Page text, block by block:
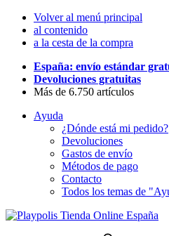
Volver al menú principal
al contenido
a la cesta de la compra
España: envío estándar
Devoluciones gratuitas
Más de 6.750 artículos
Ayuda
¿Dónde está mi pedido?
Devoluciones
Gastos de envío
Métodos de pago
Contacto
Todos los temas de